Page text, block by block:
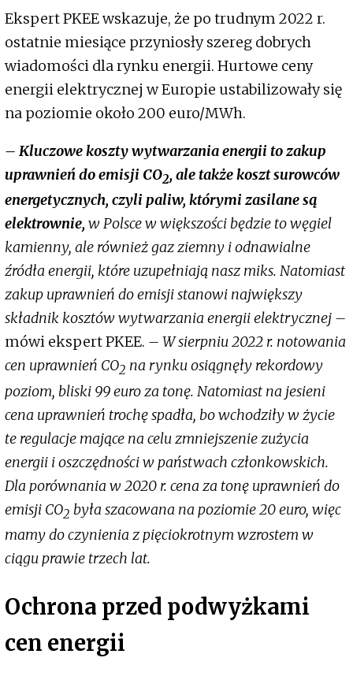
Ekspert PKEE wskazuje, że po trudnym 2022 r.
ostatnie miesiące przyniosły szereg dobrych
wiadomości dla rynku energii. Hurtowe ceny
energii elektrycznej w Europie ustabilizowały się
na poziomie około 200 euro/MWh.
– Kluczowe koszty wytwarzania energii to zakup
uprawnień do emisji CO2, ale także koszt surowców
energetycznych, czyli paliw, którymi zasilane są
elektrownie, w Polsce w większości będzie to węgiel
kamienny, ale również gaz ziemny i odnawialne
źródła energii, które uzupełniają nasz miks. Natomiast
zakup uprawnień do emisji stanowi największy
składnik kosztów wytwarzania energii elektrycznej –
mówi ekspert PKEE. – W sierpniu 2022 r. notowania
cen uprawnień CO2 na rynku osiągnęły rekordowy
poziom, bliski 99 euro za tonę. Natomiast na jesieni
cena uprawnień trochę spadła, bo wchodziły w życie
te regulacje mające na celu zmniejszenie zużycia
energii i oszczędności w państwach członkowskich.
Dla porównania w 2020 r. cena za tonę uprawnień do
emisji CO2 była szacowana na poziomie 20 euro, więc
mamy do czynienia z pięciokrotnym wzrostem w
ciągu prawie trzech lat.
Ochrona przed podwyżkami
cen energii